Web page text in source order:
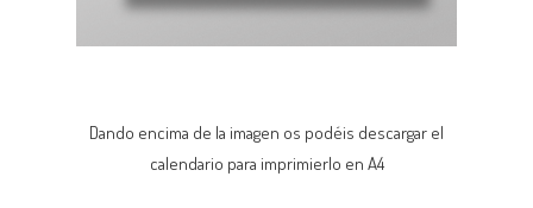
Dando encima de la imagen os podéis descargar el
calendario para imprimierlo en A4